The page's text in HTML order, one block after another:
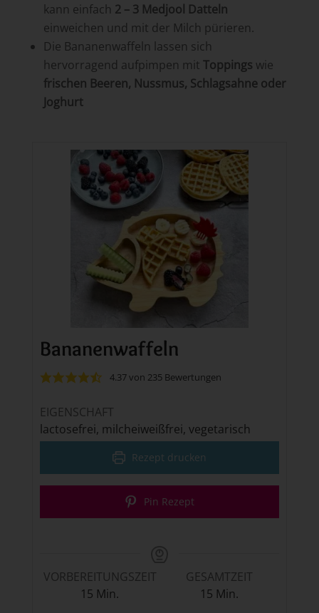
kann einfach 2 – 3 Medjool Datteln
einweichen und mit der Milch pürieren.
Die Bananenwaffeln lassen sich
hervorragend aufpimpen mit Toppings wie
frischen Beeren, Nussmus, Schlagsahne oder
Joghurt
Bananenwaffeln
4.37von 235Bewertungen
EIGENSCHAFT
lactosefrei, milcheiweißfrei, vegetarisch
Rezept drucken
Pin Rezept
VORBEREITUNGSZEIT
15Minuten
Min.
GESAMTZEIT
15 Minuten
Min.